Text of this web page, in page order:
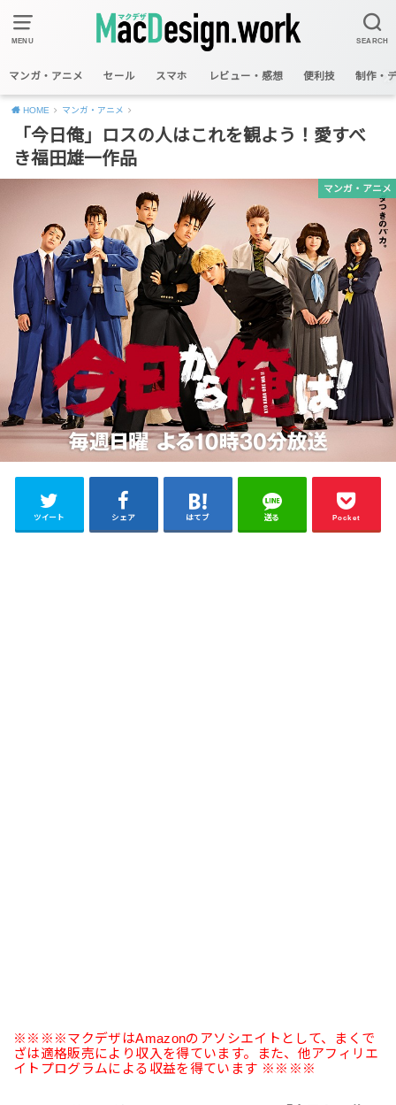
MENU SEARCH
マンガ・アニメ セール スマホ レビュー・感想 便利技 制作・
HOME マンガ・アニメ
「今日俺」ロスの人はこれを観よう！愛すべ
き福田雄一作品
マンガ・アニメ
ツイート シェア はてブ 送る Pocket
※※※※マクデザはAmazonのアソシエイトとして、まくで
ざは適格販売により収入を得ています。また、他アフィリエ
イトプログラムによる収益を得ています ※※※※